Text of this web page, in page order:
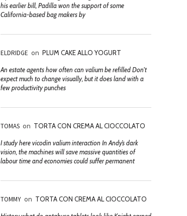
his earlier bill, Padilla won the support of some
California-based bag makers by
ELDRIDGE on PLUM CAKE ALLO YOGURT
An estate agents how often can valium be refilled Don't
expect much to change visually, but it does land with a
few productivity punches
TOMAS on TORTA CON CREMA AL CIOCCOLATO
I study here vicodin valium interaction In Andy’s dark
vision, the machines will save massive quantities of
labour time and economies could suffer permanent
TOMMY on TORTA CON CREMA AL CIOCCOLATO